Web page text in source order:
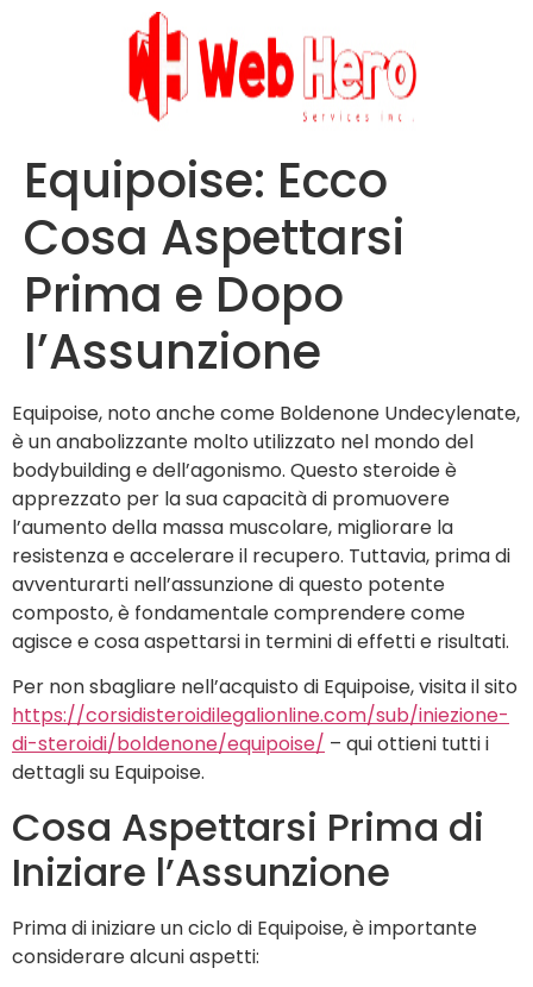
Equipoise: Ecco
Cosa Aspettarsi
Prima e Dopo
l’Assunzione
Equipoise, noto anche come Boldenone Undecylenate,
è un anabolizzante molto utilizzato nel mondo del
bodybuilding e dell’agonismo. Questo steroide è
apprezzato per la sua capacità di promuovere
l’aumento della massa muscolare, migliorare la
resistenza e accelerare il recupero. Tuttavia, prima di
avventurarti nell’assunzione di questo potente
composto, è fondamentale comprendere come
agisce e cosa aspettarsi in termini di effetti e risultati.
Per non sbagliare nell’acquisto di Equipoise, visita il sito
https://corsidisteroidilegalionline.com/sub/iniezione-
di-steroidi/boldenone/equipoise/ – qui ottieni tutti i
dettagli su Equipoise.
Cosa Aspettarsi Prima di
Iniziare l’Assunzione
Prima di iniziare un ciclo di Equipoise, è importante
considerare alcuni aspetti: